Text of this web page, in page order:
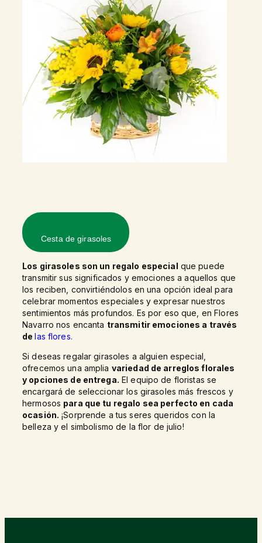
Cesta de girasoles
Los girasoles son un regalo especial que puede
transmitir sus significados y emociones a aquellos que
los reciben, convirtiéndolos en una opción ideal para
celebrar momentos especiales y expresar nuestros
sentimientos más profundos. Es por eso que, en Flores
Navarro nos encanta transmitir emociones a través
delas flores.
Si deseas regalar girasoles a alguien especial,
ofrecemos una amplia variedad de arreglos florales
y opciones de entrega. El equipo de floristas se
encargará de seleccionar los girasoles más frescos y
hermosos para que tu regalo sea perfecto en cada
ocasión. ¡Sorprende a tus seres queridos con la
belleza y el simbolismo de la flor de julio!